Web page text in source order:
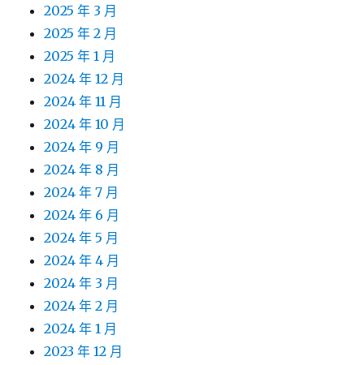
2025 年 3 月
2025 年 2 月
2025 年 1 月
2024 年 12 月
2024 年 11 月
2024 年 10 月
2024 年 9 月
2024 年 8 月
2024 年 7 月
2024 年 6 月
2024 年 5 月
2024 年 4 月
2024 年 3 月
2024 年 2 月
2024 年 1 月
2023 年 12 月